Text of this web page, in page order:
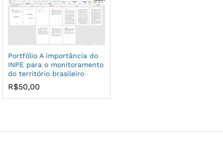
Portfólio A importância do
INPE para o monitoramento
do território brasileiro
R$50,00